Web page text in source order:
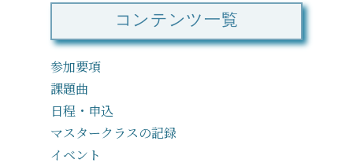
コンテンツ一覧
参加要項
課題曲
日程・申込
マスタークラスの記録
イベント